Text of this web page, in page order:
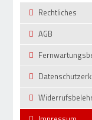
Rechtliches
AGB